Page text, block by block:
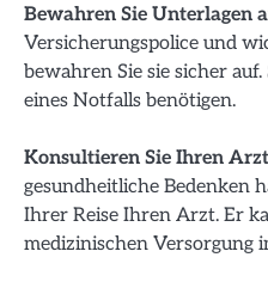
Bewahren Sie Unterlagen
Versicherungspolice und
bewahren Sie sie sicher
eines Notfalls benötigen.
Konsultieren Sie Ihren Arzt
gesundheitliche Bedenken
Ihrer Reise Ihren Arzt. Er
medizinischen Versorgung